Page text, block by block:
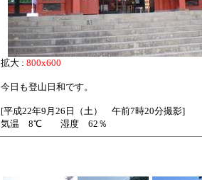
拡大 : 800x600
今日も登山日和です。
[平成22年9月26日（土） 午前7時20分撮影]
気温 8℃ 湿度 62％